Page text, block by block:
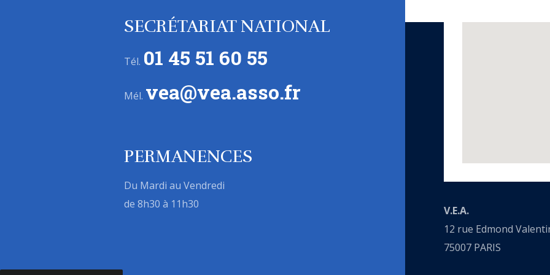
SECRÉTARIAT NATIONAL
Tél. 01 45 51 60 55
Mél. vea@vea.asso.fr
PERMANENCES
Du Mardi au Vendredi
de 8h30 à 11h30
V.E.A.
12 rue Edmond
75007 PARIS